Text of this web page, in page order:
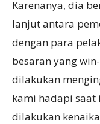
Karenanya, dia
lanjut antara
dengan para
besaran yang
dilakukan
kami hadapi saat
dilakukan